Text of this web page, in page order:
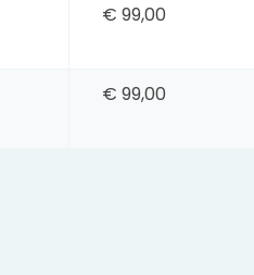
€ 99,00
€ 99,00